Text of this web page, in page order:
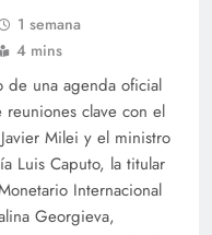
1 semana
4 mins
de una agenda oficial
clave con el
Milei y el ministro
Luis Caputo, la titular
Internacional
Georgieva,